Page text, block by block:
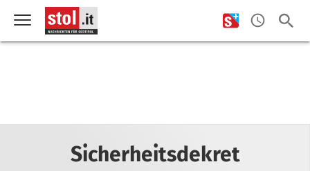
Sicherheitsdekret